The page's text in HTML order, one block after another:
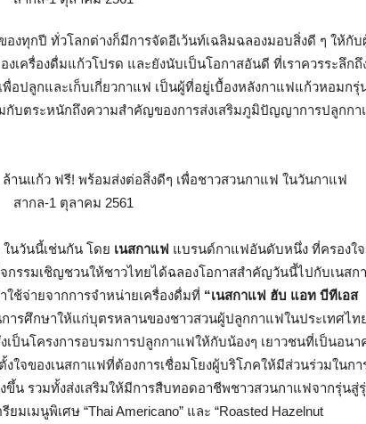
งทุกปี ทั่วโลกต่างก็มีการจัดอีเว้นท์เฉลิมฉลองมอบสิ่งดี ๆ ให้กับ
ครื่องดื่มแก้วโปรด และยังนับเป็นโอกาสอันดี ที่เราควรระลึกถึ
พื่อปลูกและเก็บเกี่ยวกาแฟ เป็นผู้ที่อยู่เบื้องหลังกาแฟแก้วหอมกรุ่
กับตระหนักถึงความสำคัญของการส่งเสริมภูมิปัญญาการปลูกกา
นวันนี้เช่นกัน โดย เนสกาแฟ แบรนด์กาแฟอันดับหนึ่ง ที่ครองใ
กรรมเชิญชวนให้ชาวไทยได้ฉลองโอกาสสำคัญวันนี้ไปกับเนสกา
ช้จ่ายจากการจำหน่ายเครื่องดื่มที่ “เนสกาแฟ ฮับ แอท บีทีเอส
ารศึกษาให้แก่บุตรหลานของชาวสวนผู้ปลูกกาแฟในประเทศไท
เป็นโครงการอบรมการปลูกกาแฟให้กับน้องๆ เยาวชนที่เป็นอนา
ใจของเนสกาแฟที่ต้องการเชื่อมโยงผู้บริโภคให้มีส่วนร่วมในกา
น รวมทั้งส่งเสริมให้มีการสืบทอดอาชีพชาวสวนกาแฟจากรุ่นสู่
เมนูพิเศษ “Thai Americano” และ “Roasted Hazelnut